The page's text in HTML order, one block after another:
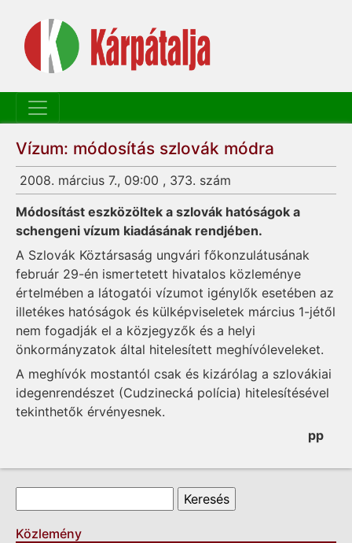
Vízum: módosítás szlovák módra
2008. március 7., 09:00 , 373. szám
Módosítást eszközöltek a szlovák hatóságok a
schengeni vízum kiadásának rendjében.
A Szlovák Köztársaság ungvári főkonzulátusának
február 29-én ismertetett hivatalos közleménye
értelmében a látogatói vízumot igénylők esetében az
illetékes hatóságok és külképviseletek március 1-jétől
nem fogadják el a közjegyzők és a helyi
önkormányzatok által hitelesített meghívóleveleket.
A meghívók mostantól csak és kizárólag a szlovákiai
idegenrendészet (Cudzinecká polícia) hitelesítésével
tekinthetők érvényesnek.
pp
Keresés űrlap
Közlemény